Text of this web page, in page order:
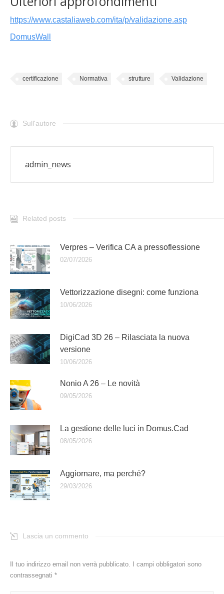
https://www.castaliaweb.com/ita/p/validazione.asp
DomusWall
certificazione Normativa strutture Validazione
Sull'autore
admin_news
Related posts
Verpres – Verifica CA a pressoflessione
02/07/2026
Vettorizzazione disegni: come funziona
10/06/2026
DigiCad 3D 26 – Rilasciata la nuova
versione
10/06/2026
Nonio A 26 – Le novità
09/05/2026
La gestione delle luci in Domus.Cad
08/05/2026
Aggiornare, ma perché?
29/03/2026
Lascia un commento
Il tuo indirizzo email non verrà pubblicato. I campi obbligatori sono
contrassegnati *